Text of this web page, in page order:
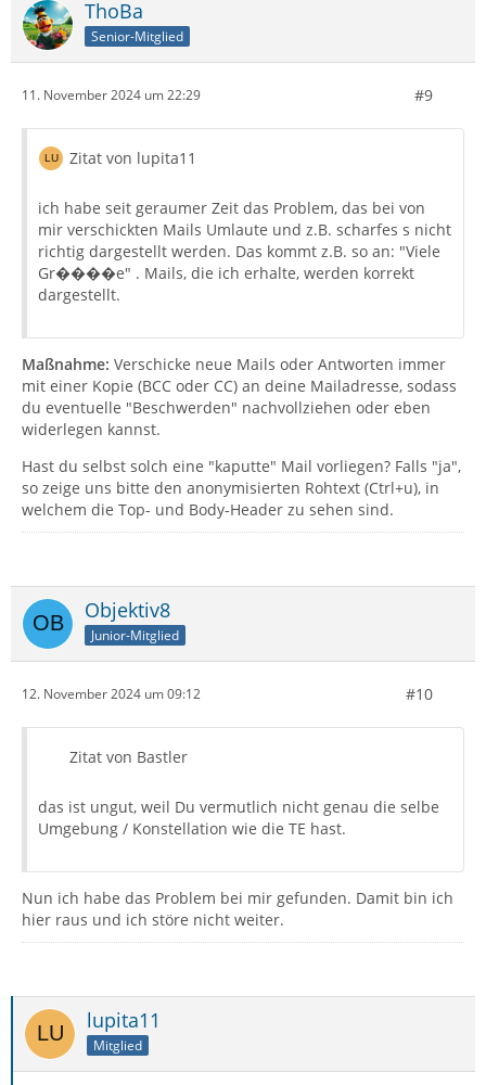
ThoBa
Senior-Mitglied
11. November 2024 um 22:29 #9
Zitat von lupita11
ich habe seit geraumer Zeit das Problem, das bei von
mir verschickten Mails Umlaute und z.B. scharfes s nicht
richtig dargestellt werden. Das kommt z.B. so an: "Viele
Gr����e" . Mails, die ich erhalte, werden korrekt
dargestellt.
Maßnahme: Verschicke neue Mails oder Antworten immer
mit einer Kopie (BCC oder CC) an deine Mailadresse, sodass
du eventuelle "Beschwerden" nachvollziehen oder eben
widerlegen kannst.
Hast du selbst solch eine "kaputte" Mail vorliegen? Falls "ja",
so zeige uns bitte den anonymisierten Rohtext (Ctrl+u), in
welchem die Top- und Body-Header zu sehen sind.
Objektiv8
Junior-Mitglied
12. November 2024 um 09:12 #10
Zitat von Bastler
das ist ungut, weil Du vermutlich nicht genau die selbe
Umgebung / Konstellation wie die TE hast.
Nun ich habe das Problem bei mir gefunden. Damit bin ich
hier raus und ich störe nicht weiter.
lupita11
Mitglied